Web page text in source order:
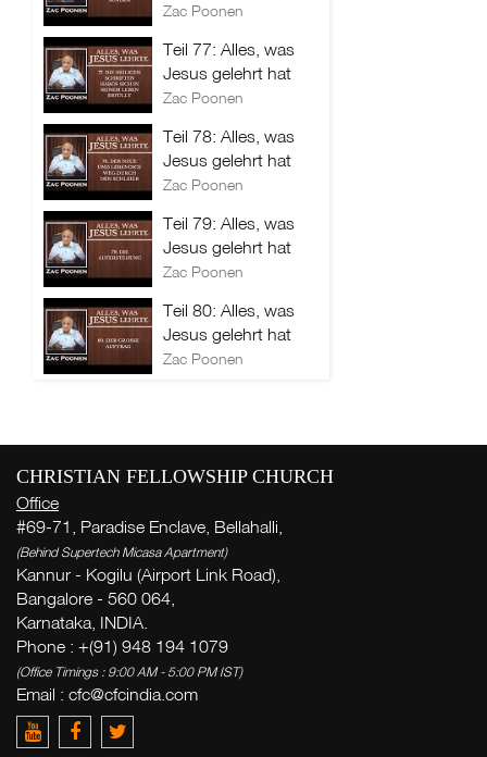
Zac Poonen
Teil 77: Alles, was
Jesus gelehrt hat
Zac Poonen
Teil 78: Alles, was
Jesus gelehrt hat
Zac Poonen
Teil 79: Alles, was
Jesus gelehrt hat
Zac Poonen
Teil 80: Alles, was
Jesus gelehrt hat
Zac Poonen
CHRISTIAN FELLOWSHIP CHURCH
Office
#69-71, Paradise Enclave, Bellahalli,
(Behind Supertech Micasa Apartment)
Kannur - Kogilu (Airport Link Road),
Bangalore - 560 064,
Karnataka, INDIA.
Phone : +(91) 948 194 1079
(Office Timings : 9:00 AM - 5:00 PM IST)
Email : cfc@cfcindia.com